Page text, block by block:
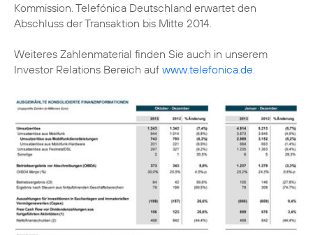
Kommission. Telefónica Deutschland erwartet den
Abschluss der Transaktion bis Mitte 2014.
Weiteres Zahlenmaterial finden Sie auch in unserem
Investor Relations Bereich auf www.telefonica.de.